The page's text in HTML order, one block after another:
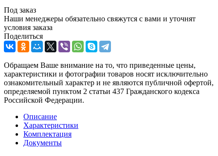
Под заказ
Наши менеджеры обязательно свяжутся с вами и уточнят
условия заказа
Поделиться
Обращаем Ваше внимание на то, что приведенные цены,
характеристики и фотографии товаров носят исключительно
ознакомительный характер и не являются публичной офертой,
определяемой пунктом 2 статьи 437 Гражданского кодекса
Российской Федерации.
Описание
Характеристики
Комплектация
Документы